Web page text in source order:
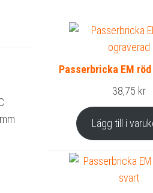
Passerbricka EM
38,75 kr
Lägg till i